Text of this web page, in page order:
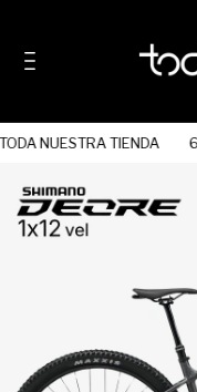
NUESTRA TIENDA